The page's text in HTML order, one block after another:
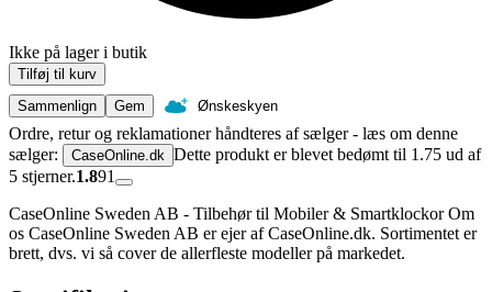
Ikke på lager i butik
Tilføj til kurv
Sammenlign
Gem Ønskeskyen
Ordre, retur og reklamationer håndteres af sælger - læs om denne
sælger:
CaseOnline.dk Dette produkt er blevet bedømt til 1.75 ud af
5 stjerner.1.891
CaseOnline Sweden AB - Tilbehør til Mobiler & Smartklockor Om
os CaseOnline Sweden AB er ejer af CaseOnline.dk. Sortimentet er
brett, dvs. vi så cover de allerfleste modeller på markedet.